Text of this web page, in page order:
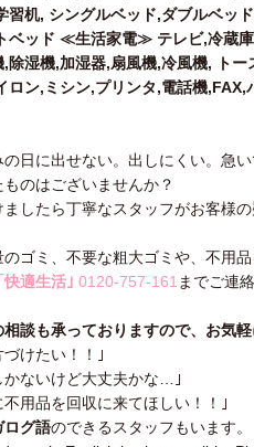
習机, シングルベッド,ダブルベッ
ベッド ≪生活家電≫ テレビ,冷蔵
,除湿機,加湿器,扇風機,冷風機, ト
ロン,ミシン,プリンタ,電話機
日に出せない。出しにくい。急い
のはございませんか？
したら丁寧なスタッフがお客様
のゴミ、不要な粗大ゴミや、不用品
快適生活｣ 0120-757-161 までご連
相談も承っておりますので、お気軽
づけたい！！｣
かないけど大丈夫かな…｣
不用品を回収に来てほしい！！｣
ログ語のできるスタッフもいます